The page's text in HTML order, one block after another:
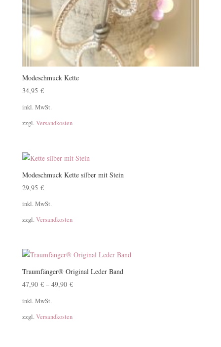
Modeschmuck Kette
34,95 €
inkl. MwSt.
zzgl. Versandkosten
Modeschmuck Kette silber mit Stein
29,95 €
inkl. MwSt.
zzgl. Versandkosten
Traumfänger® Original Leder Band
47,90 €– 49,90 €
inkl. MwSt.
zzgl. Versandkosten